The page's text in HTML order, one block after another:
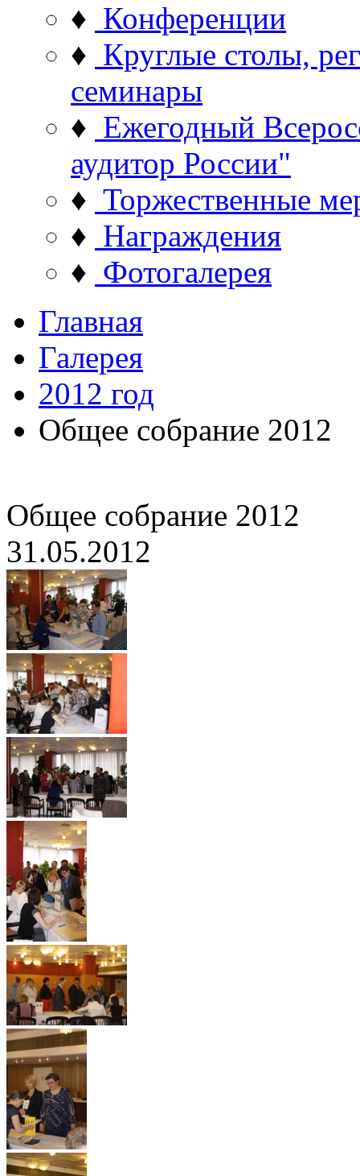
♦ Конференции
♦ Круглые столы,
семинары
♦ Ежегодный
аудитор России"
♦ Торжественные
♦ Награждения
♦ Фотогалерея
Главная
Галерея
2012 год
Общее собрание 2012
Общее собрание 2012
31.05.2012